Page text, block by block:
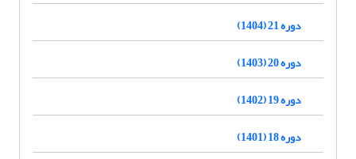
دوره 21 (1404)
دوره 20 (1403)
دوره 19 (1402)
دوره 18 (1401)